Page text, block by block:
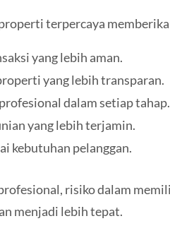
terpercaya
yang lebih aman.
yang lebih transparan.
dalam setiap tahap.
yang lebih terjamin.
kebutuhan pelanggan.
risiko dalam
menjadi lebih tepat.